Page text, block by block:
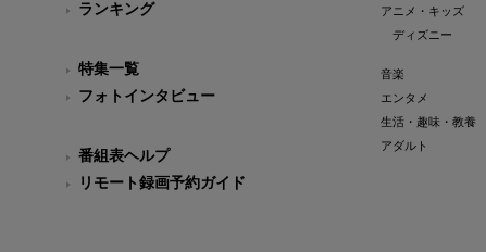
ランキング
特集一覧
フォトインタビュー
番組表ヘルプ
リモート録画予約ガイド
アニメ・キッズ
ディズニー
音楽
エンタメ
生活・趣味・教養
アダルト